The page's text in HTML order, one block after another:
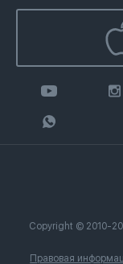
Copyright © 2010-
Правовая